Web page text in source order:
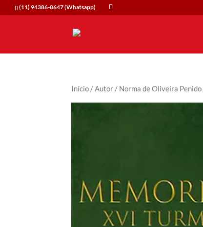
(11) 94386-8647 (Whatsapp)
Início /Autor / Norma de Oliveira Penido